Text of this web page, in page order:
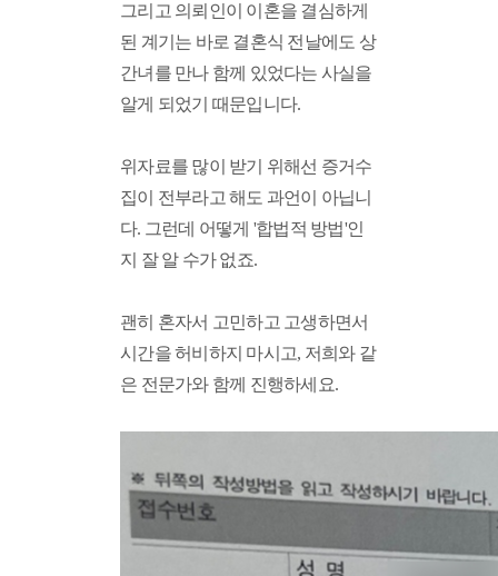
그리고 의뢰인이 이혼을 결심하게
된 계기는 바로 결혼식 전날에도 상
간녀를 만나 함께 있었다는 사실을
알게 되었기 때문입니다.
위자료를 많이 받기 위해선 증거수
집이 전부라고 해도 과언이 아닙니
다. 그런데 어떻게 '합법적 방법'인
지 잘 알 수가 없죠.
괜히 혼자서 고민하고 고생하면서
시간을 허비하지 마시고, 저희와 같
은 전문가와 함께 진행하세요.